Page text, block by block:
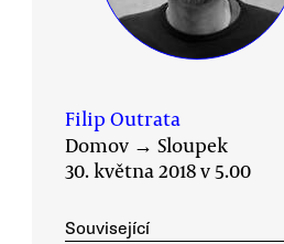
Filip Outrata
Domov → Sloupek
30. května 2018 v 5.00
Související